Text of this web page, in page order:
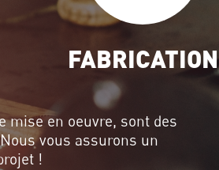
FABRICATION
mise en oeuvre, sont des
vous assurons un
!